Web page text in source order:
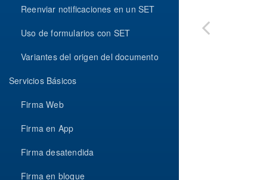
Reenviar notificaciones en un SET
Uso de formularios con SET
Variantes del origen del documento
Servicios Básicos
Firma Web
Firma en App
Firma desatendida
Firma en bloque